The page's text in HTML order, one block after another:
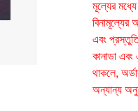
মূল্যের মধ্যে
বিনামূল্যের
এবং
কানাডা
থাকলে,
অন্যান্য